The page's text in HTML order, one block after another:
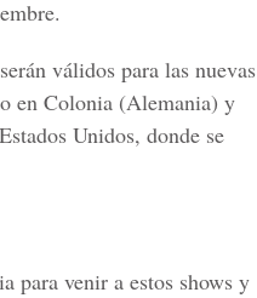
válidos para las nuevas
en Colonia (Alemania) y
Estados Unidos, donde se
para venir a estos shows y